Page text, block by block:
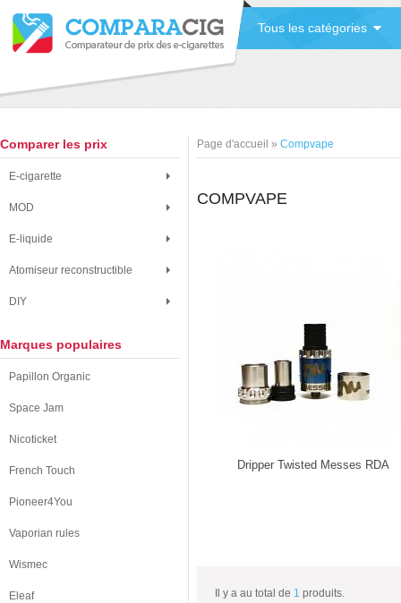
Tous les catégories
Comparer les prix
E-cigarette
MOD
E-liquide
Atomiseur reconstructible
DIY
Marques populaires
Papillon Organic
Space Jam
Nicoticket
French Touch
Pioneer4You
Vaporian rules
Wismec
Eleaf
Page d'accueil » Compvape
COMPVAPE
Dripper Twisted Messes RDA
Il y a au total de 1 produits.